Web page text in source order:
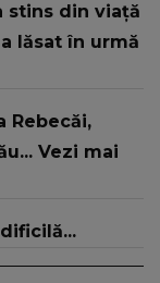
stins din viață
lăsat în urmă
Rebecăi,
Vezi mai